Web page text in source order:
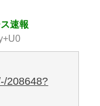
速報
208648?